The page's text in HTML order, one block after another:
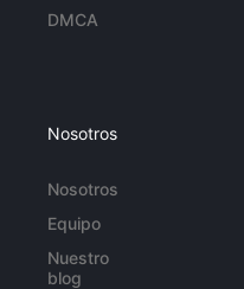
DMCA
Nosotros
Nosotros
Equipo
Nuestro
blog